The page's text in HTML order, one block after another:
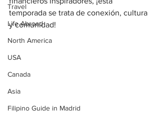
Travel
Life Abroad
North America
USA
Canada
Asia
Filipino Guide in Madrid
temporada se trata de conexión, cultura
y comunidad!